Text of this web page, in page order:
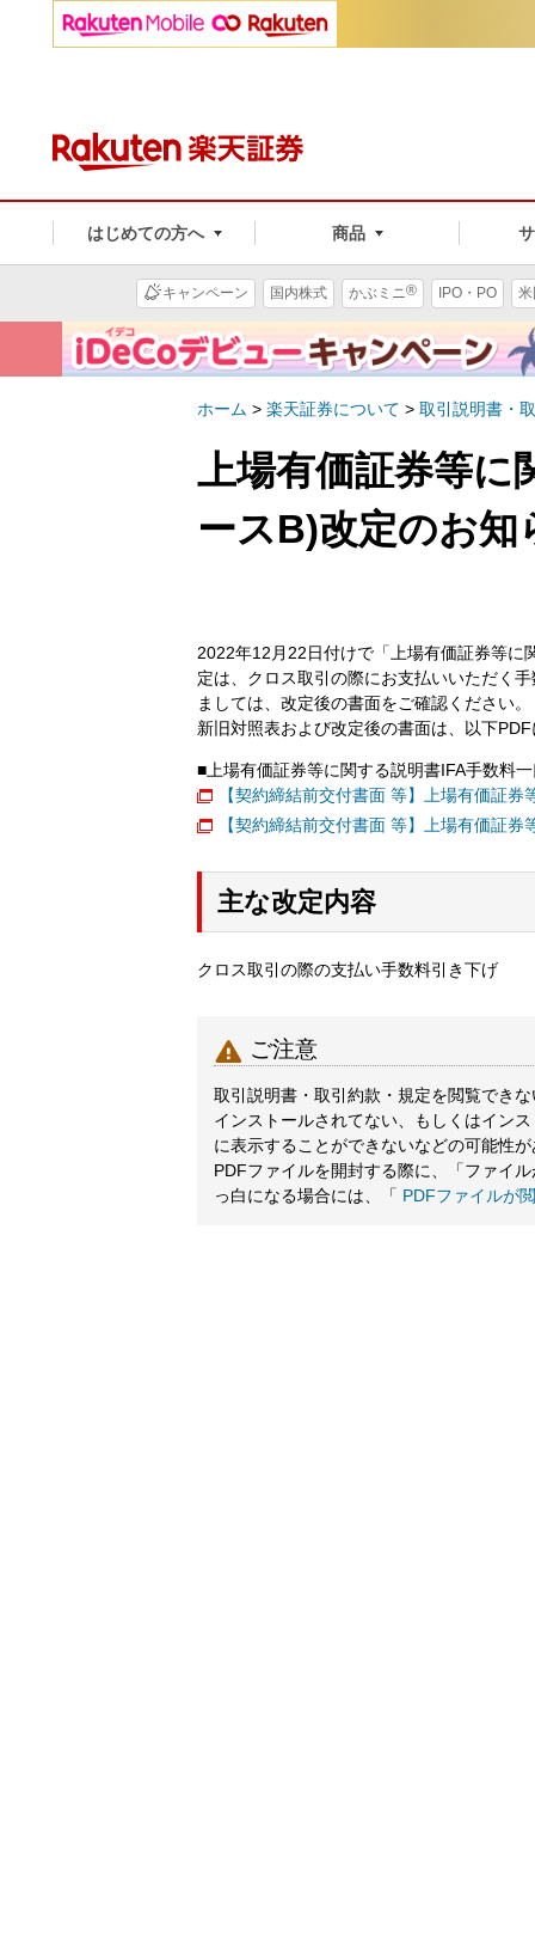
はじめての方へ 商品
キャンペーン 国内株式 かぶミニ® IPO・PO
ホーム > 楽天証券について > 取引説明書・
上場有価証券等に
ースB)改定のお知
2022年12月22日付けで「上場有価証券等に
定は、クロス取引の際にお支払いいただく
ましては、改定後の書面をご確認ください。
新旧対照表および改定後の書面は、以下
■上場有価証券等に関する説明書IFA手数料
【契約締結前交付書面 等】上場有価証
【契約締結前交付書面 等】上場有価証
主な改定内容
クロス取引の際の支払い手数料引き下げ
 ご注意
取引説明書・取引約款・規定を閲覧でき
インストールされてない、もしくはイン
に表示することができないなどの可能性
PDFファイルを開封する際に、「ファイ
っ白になる場合には、「 PDFファイルが